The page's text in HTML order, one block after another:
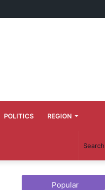
POLITICS REGION
Popular